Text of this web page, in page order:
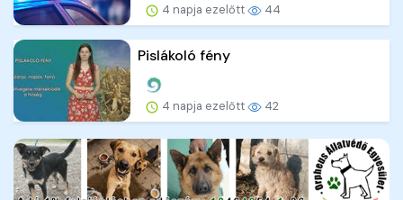
4 napja ezelőtt 44
Pislákoló fény
4 napja ezelőtt 42